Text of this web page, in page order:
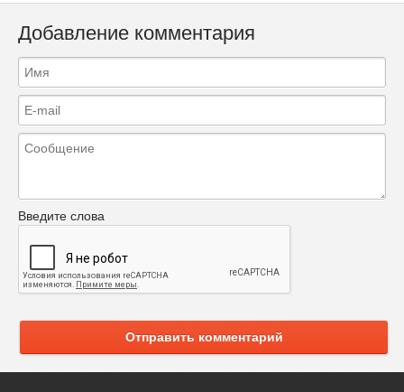
Добавление комментария
Введите слова
Отправить комментарий